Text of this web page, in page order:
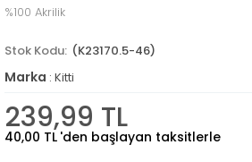
%100 Akrilik
(K23170.5-46)
Marka : Kitti
239,99 TL
40,00 TL 'den başlayan taksitlerle